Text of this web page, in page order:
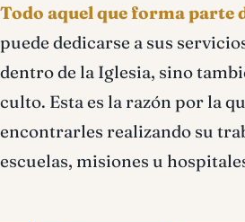
Todo aquel que forma parte
puede dedicarse a sus
dentro de la Iglesia, sino
culto. Esta es la razón por la
encontrarles realizando su
escuelas, misiones u